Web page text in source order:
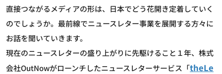
直接つながるメディアの形は、日本でどう花開き定着していく
のでしょうか。最前線でニュースレター事業を展開する方々に
お話を聞いていきます。
現在のニュースレターの盛り上がりに先駆けること１年、株式
会社OutNowがローンチしたニュースレターサービス「theLe